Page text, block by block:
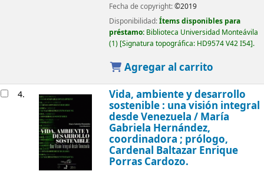
Fecha de copyright:©2019
Disponibilidad:Ítems disponibles para
préstamo: Biblioteca Universidad Monteávila
(1) Signatura topográfica: HD9574 V42 I54 .
Agregar al carrito
4. Vida, ambiente y desarrollo
sostenible : una visión integral
desde Venezuela / María
Gabriela Hernández,
coordinadora ; prólogo,
Cardenal Baltazar Enrique
Porras Cardozo.